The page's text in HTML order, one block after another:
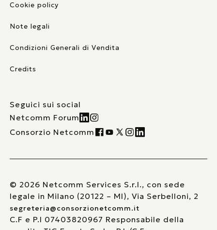
Cookie policy
Note legali
Condizioni Generali di Vendita
Credits
Seguici sui social
Netcomm Forum
Consorzio Netcomm
© 2026 Netcomm Services S.r.l., con sede
legale in Milano (20122 – MI), Via Serbelloni, 2
segreteria@consorzionetcomm.it
C.F e P.I 07403820967 Responsabile della